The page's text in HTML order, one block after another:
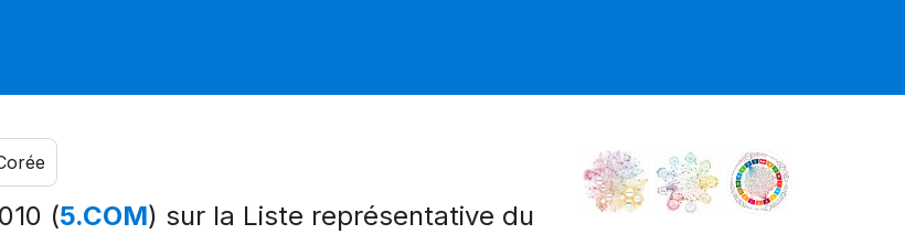
(5.COM) sur la Liste représentative du